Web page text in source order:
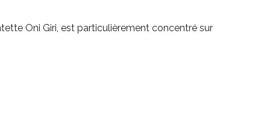
Oni Giri, est particulièrement concentré sur